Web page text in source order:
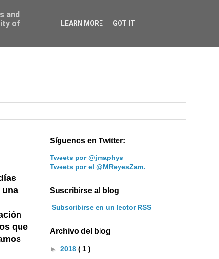
una
que
Síguenos en Twitter:
Tweets por @jmaphys
Tweets por el @MReyesZam.
Suscribirse al blog
Subscribirse en un lector RSS
Archivo del blog
► 2018 ( 1 )
and
of
LEARN MORE GOT IT